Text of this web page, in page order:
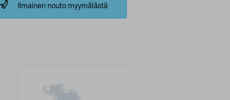
Ilmainen nouto myymälästä